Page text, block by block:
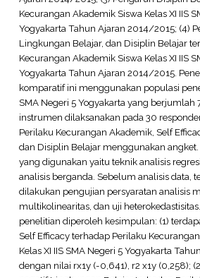
Kecurangan Akademik Siswa Kelas XI IIS
Yogyakarta Tahun Ajaran 2014/2015; (4)
Lingkungan Belajar, dan Disiplin Belajar
Kecurangan Akademik Siswa Kelas XI IIS
Yogyakarta Tahun Ajaran 2014/2015.
komparatif ini menggunakan populasi
SMA Negeri 5 Yogyakarta yang berjumlah
instrumen dilaksanakan pada 30
Perilaku Kecurangan Akademik, Self
dan Disiplin Belajar menggunakan angket.
yang digunakan yaitu teknik analisis
analisis berganda. Sebelum analisis data,
dilakukan pengujian persyaratan analisis
multikolinearitas, dan uji
penelitian diperoleh kesimpulan: (1)
Self Efficacy terhadap Perilaku
Kelas XI IIS SMA Negeri 5 Yogyakarta
dengan nilai rx1y (-0,641), r2 x1y (0,258);